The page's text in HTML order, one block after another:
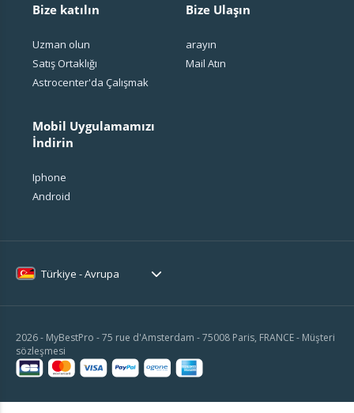
Bize katılın
Uzman olun
Satış Ortaklığı
Astrocenter'da Çalışmak
Mobil Uygulamamızı
İndirin
Iphone
Android
Bize Ulaşın
arayın
Mail Atın
Türkiye - Avrupa
2026 - MyBestPro - 75 rue d'Amsterdam - 75008 Paris, FRANCE - Müşteri
sözleşmesi